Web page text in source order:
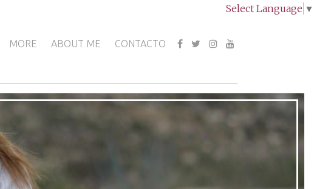
Select Language ▼
MORE ABOUT ME CONTACTO